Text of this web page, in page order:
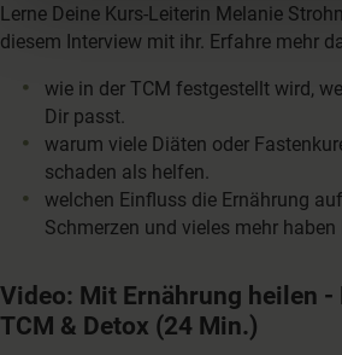
Lerne Deine Kurs-Leiterin Melanie
diesem Interview mit ihr. Erfahre mehr
wie in der TCM festgestellt wird,
Dir passt.
warum viele Diäten oder
schaden als helfen.
welchen Einfluss die Ernährung
Schmerzen und vieles mehr haben
Video: Mit Ernährung heilen -
TCM & Detox (24 Min.)